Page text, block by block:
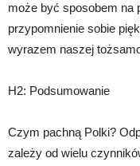
może być sposobem na
przypomnienie sobie
wyrazem naszej
H2: Podsumowanie
Czym pachną Polki?
zależy od wielu